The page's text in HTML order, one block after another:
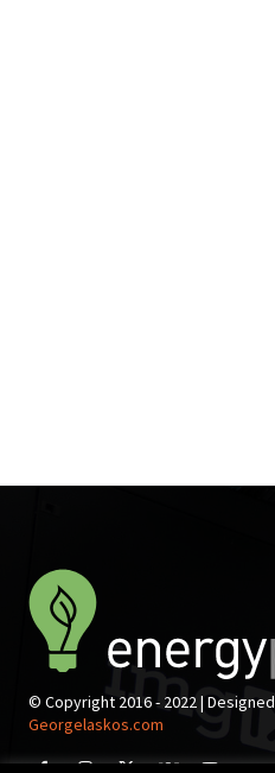
© Copyright 2016 - 2022 | Designed
Georgelaskos.com